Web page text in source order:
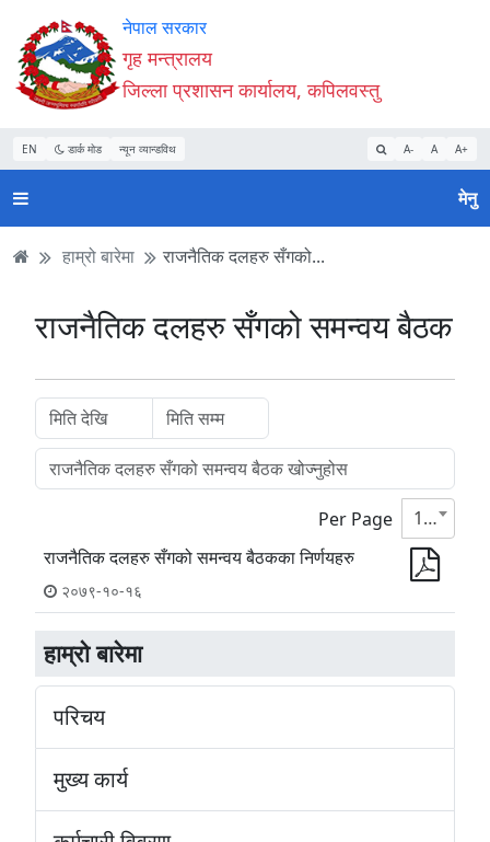
Accessibility
Mode
सुरु
गर्नुहोस्
सामाग्री
पढ्नुहाेस्
नेभिगेसन
पढ्नुहाेस्
वेबसाइट
खोजमा
जानुहोस्
नेपाल सरकार
गृह मन्त्रालय
जिल्ला प्रशासन कार्यालय, कपिलवस्तु
EN डार्क मोड न्यून व्यान्डविथ A- A A+
मेनु
हाम्रो बारेमा राजनैतिक दलहरु सँगको...
हाम्रो बारेमा
परिचय
मुख्य कार्य
राजनैतिक दलहरु सँगको समन्वय बैठक
Per Page
10
राजनैतिक दलहरु सँगको समन्वय बैठकका निर्णयहरु
२०७९-१०-१६